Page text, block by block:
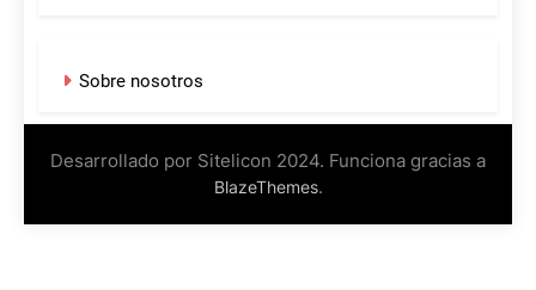
Sobre nosotros
Desarrollado por Sitelicon 2024. Funciona gracias a
BlazeThemes.